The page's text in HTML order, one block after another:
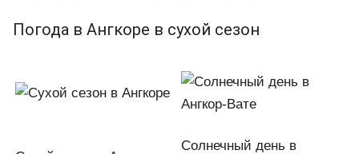
Погода в Ангкоре в сухой сезон
Солнечный день в